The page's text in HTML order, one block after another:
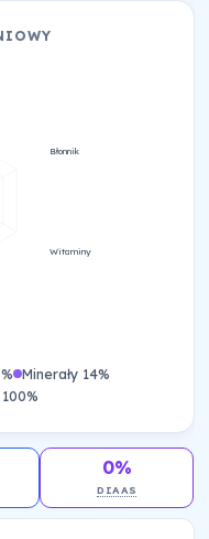
Błonnik
Witaminy
Minerały 14%
0%
DIAAS